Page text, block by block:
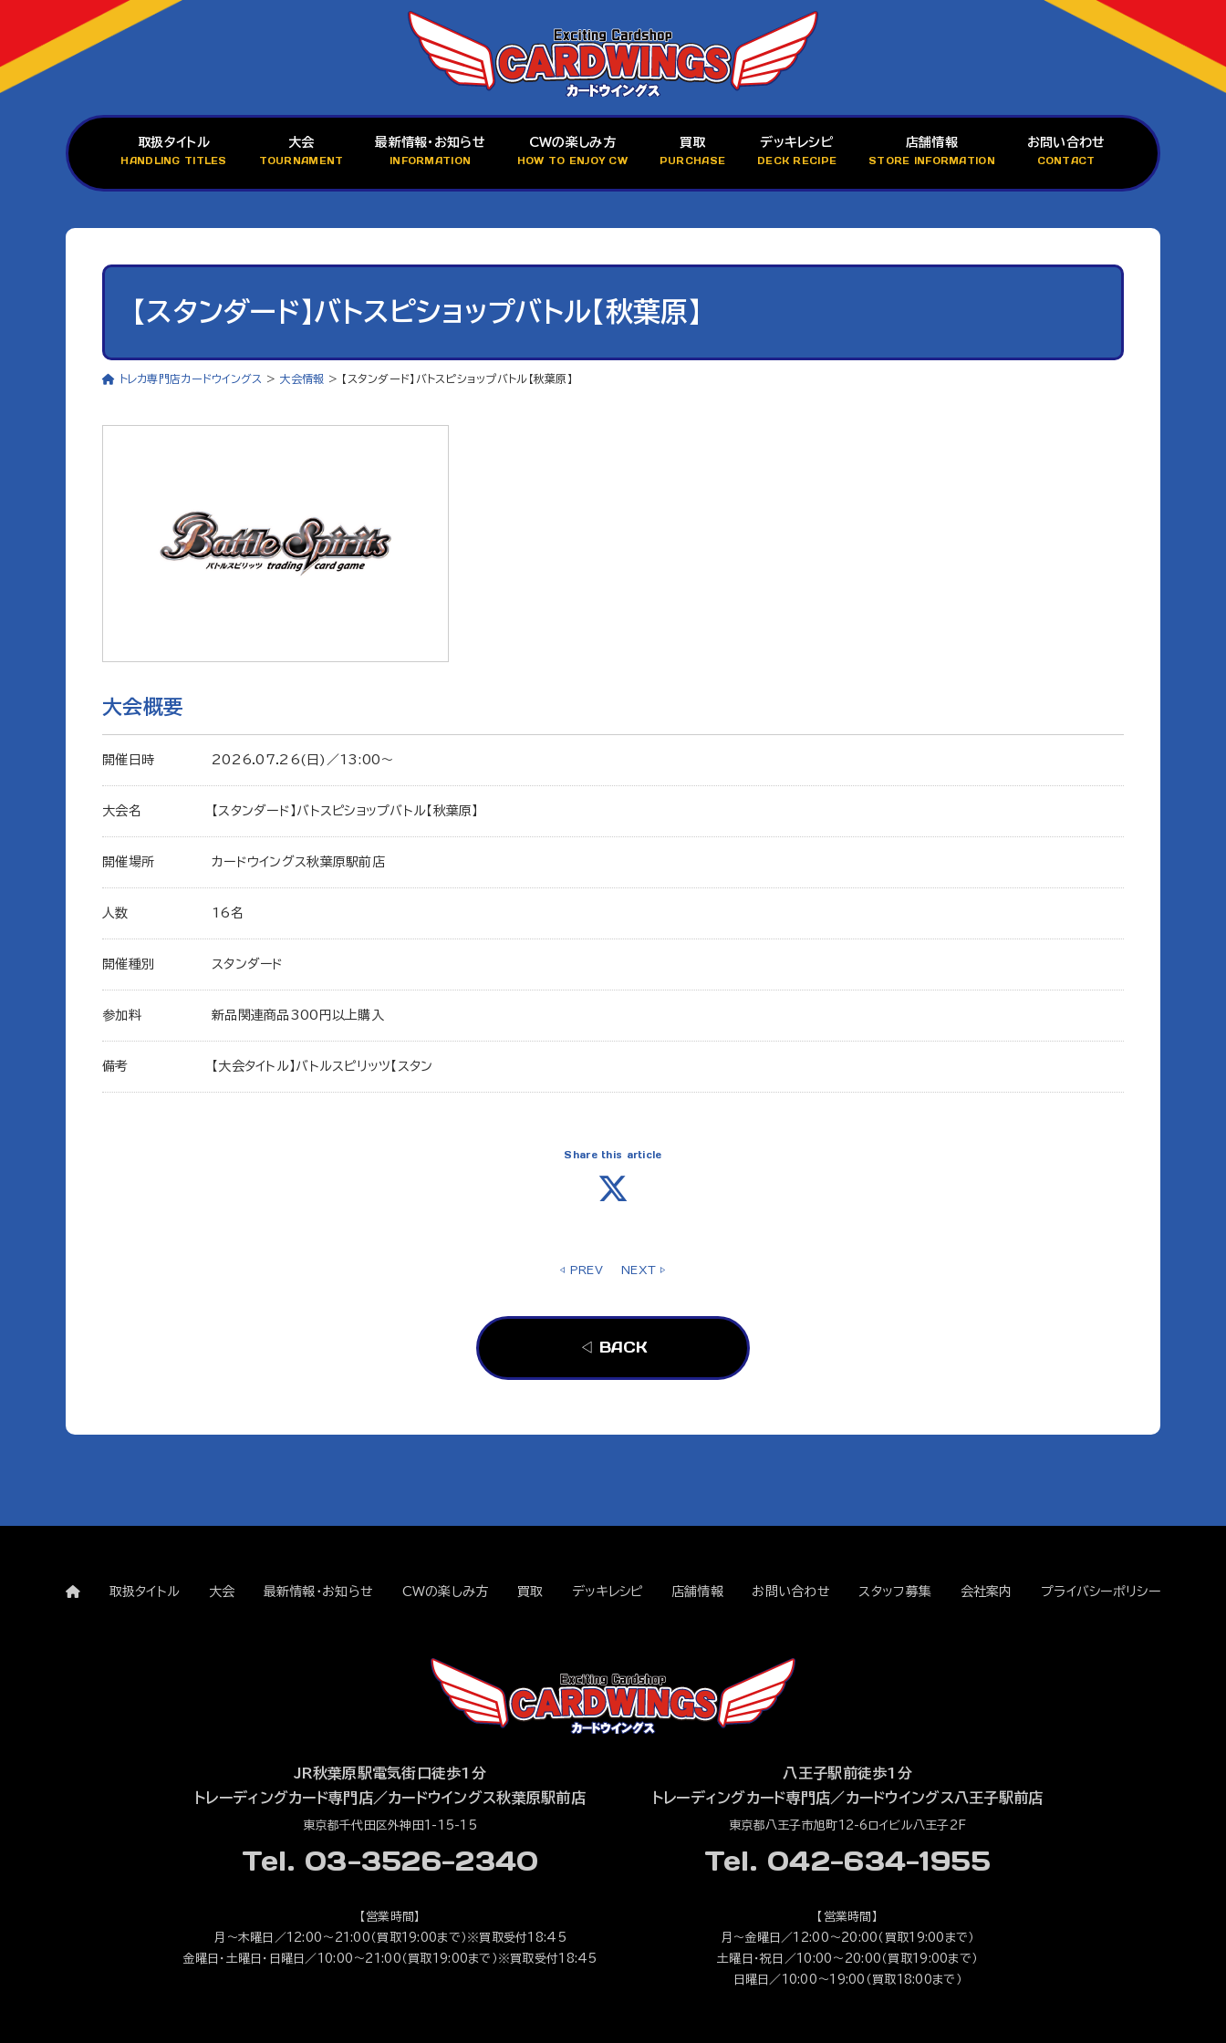
取扱タイトル
HANDLING TITLES
大会
TOURNAMENT
最新情報・お知らせ
INFORMATION
CWの楽しみ方
HOW TO ENJOY CW
買取
PURCHASE
デッキレシピ
DECK RECIPE
店舗情報
STORE INFORMATION
お問い合わせ
CONTACT
【スタンダード】バトスピショップバトル【秋葉原】
トレカ専門店カードウイングス > 大会情報 > 【スタンダード】バトスピショップバトル【秋葉原】
大会概要
開催日時 2026.07.26(日)／13:00〜
大会名 【スタンダード】バトスピショップバトル【秋葉原】
開催場所 カードウイングス秋葉原駅前店
人数 16名
開催種別 スタンダード
参加料 新品関連商品300円以上購入
備考 【大会タイトル】バトルスピリッツ【スタン
Share this article
◁ PREV NEXT ▷
◁ BACK
取扱タイトル 大会 最新情報・お知らせ CWの楽しみ方 買取 デッキレシピ 店舗情報 お問い合わせ スタッフ募集 会社案内 プライバシーポリシー
JR秋葉原駅電気街口徒歩1分
トレーディングカード専門店／カードウイングス秋葉原駅前店
東京都千代田区外神田1-15-15
Tel. 03-3526-2340
【営業時間】
月～木曜日／12:00～21:00（買取19:00まで）※買取受付18:45
金曜日・土曜日・日曜日／10:00～21:00（買取19:00まで）※買取受付18:45
八王子駅前徒歩1分
トレーディングカード専門店／カードウイングス八王子駅前店
東京都八王子市旭町12-6ロイビル八王子2F
Tel. 042-634-1955
【営業時間】
月～金曜日／12:00～20:00（買取19:00まで）
土曜日・祝日／10:00～20:00（買取19:00まで）
日曜日／10:00～19:00（買取18:00まで）